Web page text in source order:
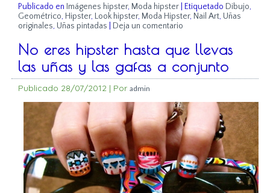
Publicado en Imágenes hipster, Moda hipster Etiquetado Dibujo,
Geométrico, Hipster, Look hipster, Moda Hipster, Nail Art, Uñas
originales, Uñas pintadas Deja un comentario
No eres hipster hasta que llevas
las uñas y las gafas a conjunto
Publicado 28/07/2012 | Por admin